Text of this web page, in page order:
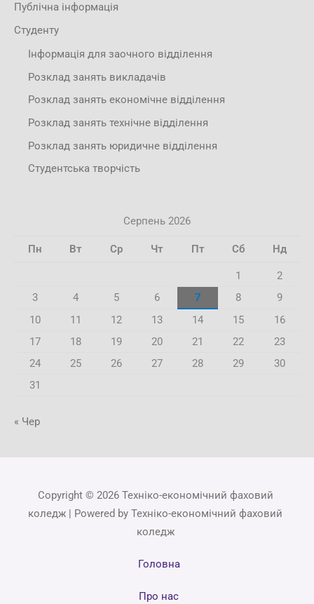
Публічна інформація
Студенту
Інформація для заочного відділення
Розклад занять викладачів
Розклад занять економічне відділення
Розклад занять технічне відділення
Розклад занять юридичне відділення
Студентська творчість
Серпень 2026
Пн Вт Ср Чт Пт Сб Нд
1
2
3
4 5 6 7 8
9
10
11 12 13 14 15
16
17
18 19 20 21 22
23
24
25 26 27 28 29
30
31
« Чер
Copyright © 2026 Техніко-економічний фаховий
коледж | Powered by Техніко-економічний фаховий
коледж
Головна
Про нас